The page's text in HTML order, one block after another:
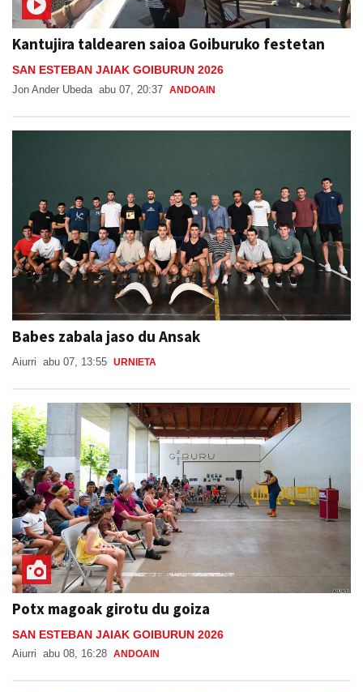
Kantujira taldearen saioa Goiburuko festetan
SAN ESTEBAN JAIAK GOIBURUN 2026
Jon Ander Ubeda abu 07, 20:37 ANDOAIN
Babes zabala jaso du Ansak
Aiurri abu 07, 13:55 URNIETA
Potx magoak girotu du goiza
SAN ESTEBAN JAIAK GOIBURUN 2026
Aiurri abu 08, 16:28 ANDOAIN